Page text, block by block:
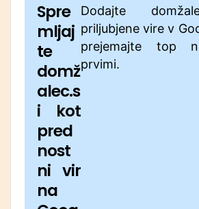
Spre
mljaj
te
domž
alec.s
i kot
pred
nost
ni vir
na
Dodajte
priljubjene vire v
prejemajte top
prvimi.